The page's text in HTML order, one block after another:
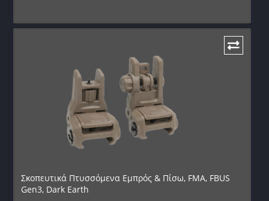
Σκοπευτικά Πτυσσόμενα Εμπρός & Πίσω, FMA, FBUS
Gen3, Dark Earth